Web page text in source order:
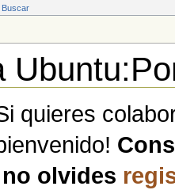
Buscar
quieres
olvides